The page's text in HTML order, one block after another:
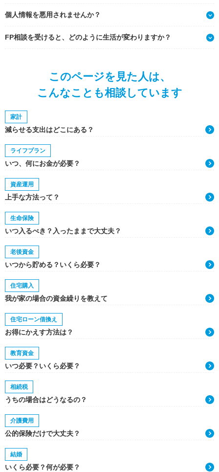
個人情報を悪用されませんか？
FP相談を受けると、どのように生活が変わりますか？
このページを見た人は、
こんなことも相談しています
家計
減らせる支出はどこにある？
ライフプラン
いつ、何にお金が必要？
資産運用
上手な方法って？
生命保険
いつ入るべき？入ったままで大丈夫？
老後資金
いつから貯める？いくら必要？
住宅購入
我が家の場合の資金繰りを教えて
住宅ローン借換え
お得にかえす方法は？
教育資金
いつ必要？いくら必要？
相続税
うちの場合はどうなるの？
介護費用
公的保険だけで大丈夫？
結婚
いくら必要？何が必要？